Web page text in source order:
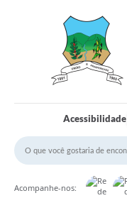
Acessibilidade
Acompanhe-nos: